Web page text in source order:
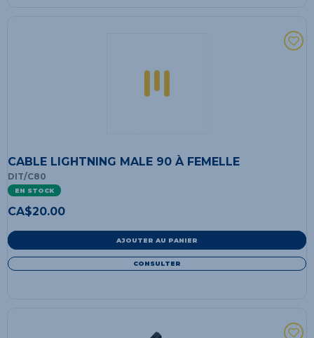
CABLE LIGHTNING MALE 90 À FEMELLE
DIT/C80
EN STOCK
CA$20.00
AJOUTER AU PANIER
CONSULTER